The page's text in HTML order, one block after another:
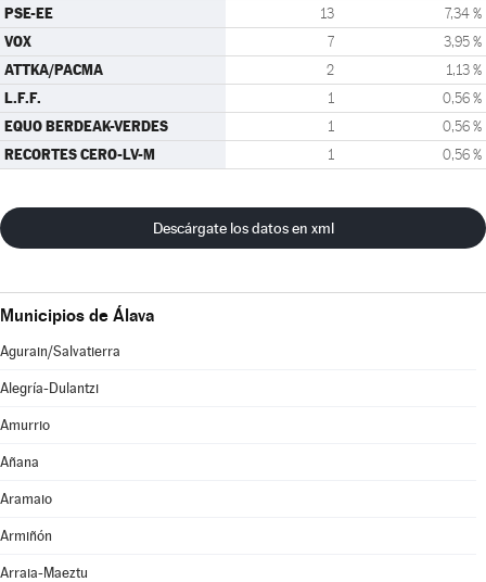
PSE-EE 13 7,34 %
VOX 7 3,95 %
ATTKA/PACMA 2 1,13 %
L.F.F. 1 0,56 %
EQUO BERDEAK-VERDES 1 0,56 %
RECORTES CERO-LV-M 1 0,56 %
Descárgate los datos en xml
Municipios de Álava
Agurain/Salvatierra
Alegría-Dulantzi
Amurrio
Añana
Aramaio
Armiñón
Arraia-Maeztu